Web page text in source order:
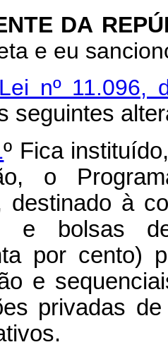
DA
e eu
Lei nº 11.096,
seguintes
º Fica
o
destinado à
e bolsas
por cento)
e
privadas